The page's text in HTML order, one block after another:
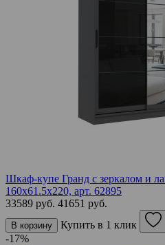
Шкаф-купе Гранд с зеркалом и
160х61.5х220, арт. 62895
33589 руб. 41651 руб.
В корзину
Купить в 1 клик
-17%